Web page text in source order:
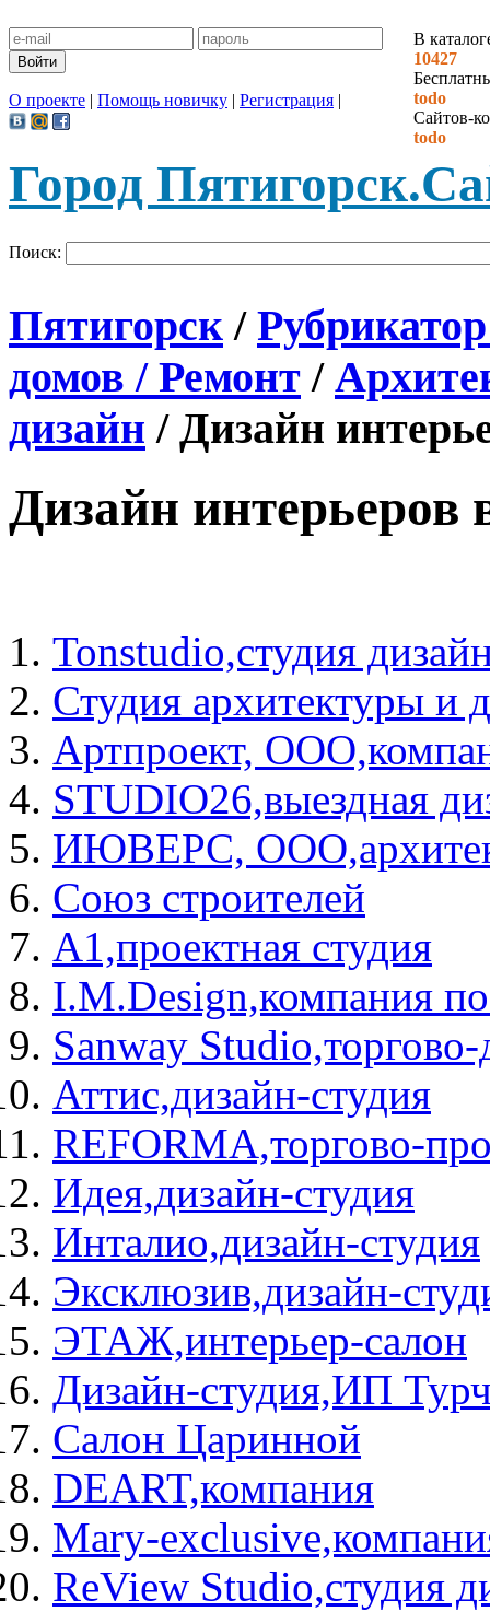
В
10427
todo
Сайтов-
todo
О проекте | Помощь новичку | Регистрация |
Город Пятигорск.
Поиск:
Пятигорск /
домов / Ремонт /
дизайн / Дизайн
Дизайн интерьеров
Tonstudio,студия
Студия архитектуры и
Артпроект,
STUDIO26,выездная
ИЮВЕРС,
Союз строителей
А1,проектная студия
I.M.Design,компания
Sanway
Аттис,дизайн-студия
REFORMA,торгово-
Идея,дизайн-студия
Инталио,дизайн-студия
Эксклюзив,дизайн-
ЭТАЖ,интерьер-салон
Дизайн-студия,ИП
Салон Царинной
DEART,компания
Mary-
ReView Studio,студия